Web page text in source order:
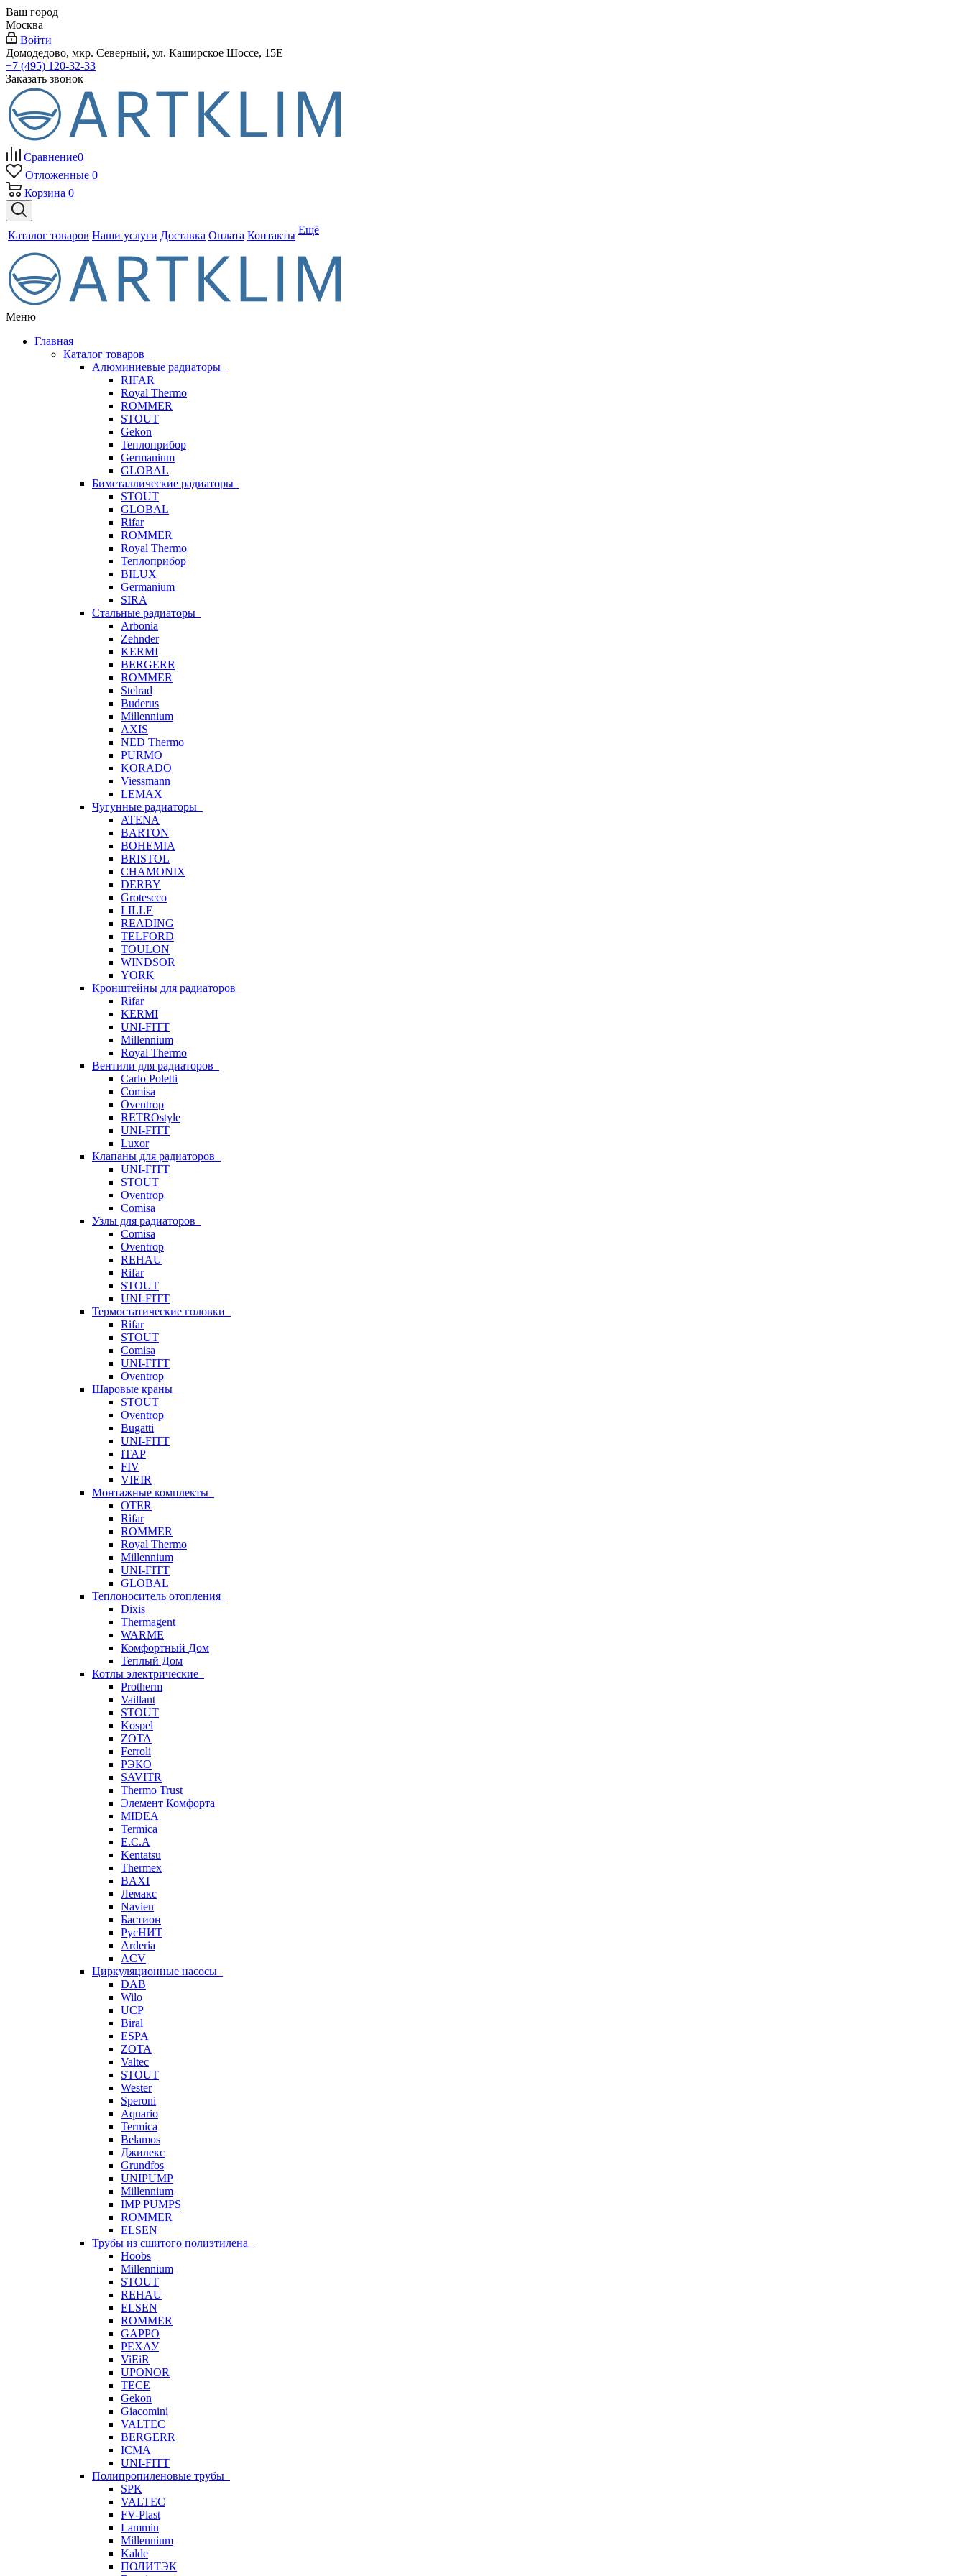
Ваш город
Москва
Войти
Домодедово, мкр. Северный, ул. Каширское Шоссе, 15Е
+7 (495) 120-32-33
Заказать звонок
Сравнение0
Отложенные 0
Корзина 0
Каталог товаров Наши услуги Доставка Оплата Контакты Ещё
Меню
Главная
Каталог товаров
Алюминиевые радиаторы
RIFAR
Royal Thermo
ROMMER
STOUT
Gekon
Теплоприбор
Germanium
GLOBAL
Биметаллические радиаторы
STOUT
GLOBAL
Rifar
ROMMER
Royal Thermo
Теплоприбор
BILUX
Germanium
SIRA
Стальные радиаторы
Arbonia
Zehnder
KERMI
BERGERR
ROMMER
Stelrad
Buderus
Millennium
AXIS
NED Thermo
PURMO
KORADO
Viessmann
LEMAX
Чугунные радиаторы
ATENA
BARTON
BOHEMIA
BRISTOL
CHAMONIX
DERBY
Grotescco
LILLE
READING
TELFORD
TOULON
WINDSOR
YORK
Кронштейны для радиаторов
Rifar
KERMI
UNI-FITT
Millennium
Royal Thermo
Вентили для радиаторов
Carlo Poletti
Comisa
Oventrop
RETROstyle
UNI-FITT
Luxor
Клапаны для радиаторов
UNI-FITT
STOUT
Oventrop
Comisa
Узлы для радиаторов
Comisa
Oventrop
REHAU
Rifar
STOUT
UNI-FITT
Термостатические головки
Rifar
STOUT
Comisa
UNI-FITT
Oventrop
Шаровые краны
STOUT
Oventrop
Bugatti
UNI-FITT
ITAP
FIV
VIEIR
Монтажные комплекты
OTER
Rifar
ROMMER
Royal Thermo
Millennium
UNI-FITT
GLOBAL
Теплоноситель отопления
Dixis
Thermagent
WARME
Комфортный Дом
Теплый Дом
Котлы электрические
Protherm
Vaillant
STOUT
Kospel
ZOTA
Ferroli
РЭКО
SAVITR
Thermo Trust
Элемент Комфорта
MIDEA
Termica
E.C.A
Kentatsu
Thermex
BAXI
Лемакс
Navien
Бастион
РусНИТ
Arderia
ACV
Циркуляционные насосы
DAB
Wilo
UCP
Biral
ESPA
ZOTA
Valtec
STOUT
Wester
Speroni
Aquario
Termica
Belamos
Джилекс
Grundfos
UNIPUMP
Millennium
IMP PUMPS
ROMMER
ELSEN
Трубы из сшитого полиэтилена
Hoobs
Millennium
STOUT
REHAU
ELSEN
ROMMER
GAPPO
РЕХАУ
ViEiR
UPONOR
TECE
Gekon
Giacomini
VALTEC
BERGERR
ICMA
UNI-FITT
Полипропиленовые трубы
SPK
VALTEC
FV-Plast
Lammin
Millennium
Kalde
ПОЛИТЭК